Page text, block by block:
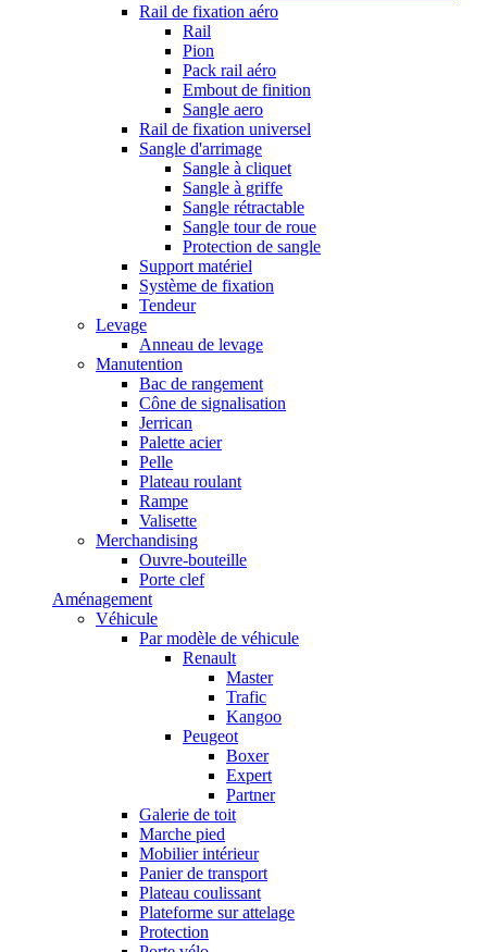
Rail de fixation aéro
Rail
Pion
Pack rail aéro
Embout de finition
Sangle aero
Rail de fixation universel
Sangle d'arrimage
Sangle à cliquet
Sangle à griffe
Sangle rétractable
Sangle tour de roue
Protection de sangle
Support matériel
Système de fixation
Tendeur
Levage
Anneau de levage
Manutention
Bac de rangement
Cône de signalisation
Jerrican
Palette acier
Pelle
Plateau roulant
Rampe
Valisette
Merchandising
Ouvre-bouteille
Porte clef
Aménagement
Véhicule
Par modèle de véhicule
Renault
Master
Trafic
Kangoo
Peugeot
Boxer
Expert
Partner
Galerie de toit
Marche pied
Mobilier intérieur
Panier de transport
Plateau coulissant
Plateforme sur attelage
Protection